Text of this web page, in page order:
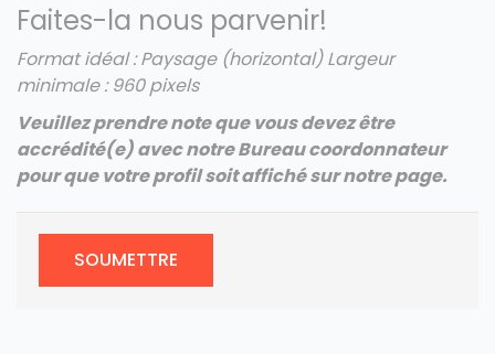
Faites-la nous parvenir!
Format idéal : Paysage (horizontal)Largeur
minimale : 960 pixels
Veuillez prendre note que vous devez être
accrédité(e) avec notre Bureau coordonnateur
pour que votre profil soit affiché sur notre page.
SOUMETTRE